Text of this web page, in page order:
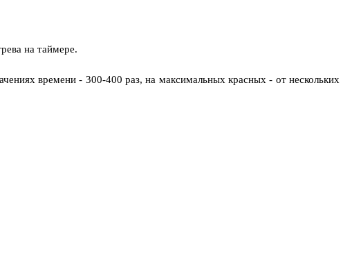
на таймере.
времени - 300-400 раз, на максимальных красных - от нескольких